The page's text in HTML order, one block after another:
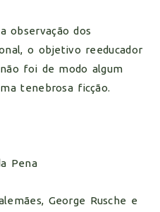
observação dos
o objetivo reeducador
foi de modo algum
tenebrosa ficção.
Pena
George Rusche e